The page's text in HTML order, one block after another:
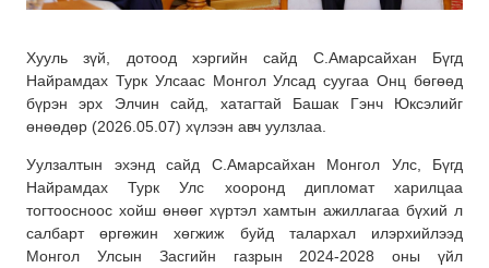
Хууль зүй, дотоод хэргийн сайд С.Амарсайхан Бүгд
Найрамдах Турк Улсаас Монгол Улсад суугаа Онц бөгөөд
бүрэн эрх Элчин сайд, хатагтай Башак Гэнч Юксэлийг
өнөөдөр (2026.05.07) хүлээн авч уулзлаа.
Уулзалтын эхэнд сайд С.Амарсайхан Монгол Улс, Бүгд
Найрамдах Турк Улс хооронд дипломат харилцаа
тогтоосноос хойш өнөөг хүртэл хамтын ажиллагаа бүхий л
салбарт өргөжин хөгжиж буйд талархал илэрхийлээд
Монгол Улсын Засгийн газрын 2024-2028 оны үйл